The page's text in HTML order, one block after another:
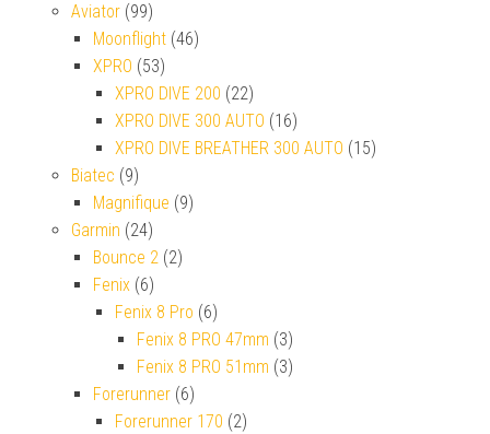
Aviator (99)
Moonflight (46)
XPRO (53)
XPRO DIVE 200 (22)
XPRO DIVE 300 AUTO (16)
XPRO DIVE BREATHER 300 AUTO (15)
Biatec (9)
Magnifique (9)
Garmin (24)
Bounce 2 (2)
Fenix (6)
Fenix 8 Pro (6)
Fenix 8 PRO 47mm (3)
Fenix 8 PRO 51mm (3)
Forerunner (6)
Forerunner 170 (2)